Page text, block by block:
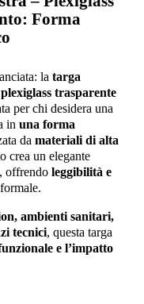
Forma
la targa
trasparente
per chi desidera una
in una forma
da materiali di alta
crea un elegante
offrendo leggibilità e
ambienti sanitari,
tecnici, questa targa
e l’impatto